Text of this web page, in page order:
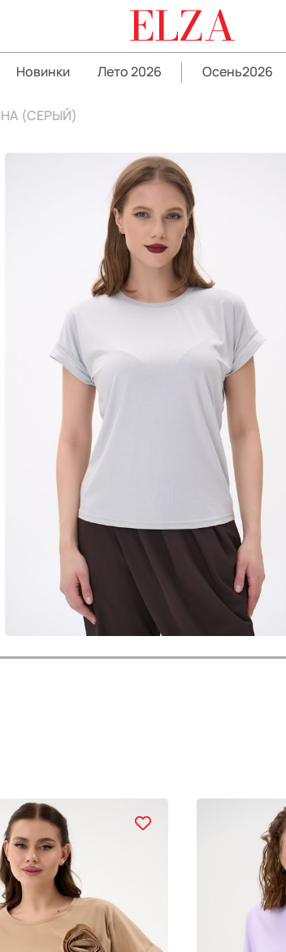
ELZA
Новинки Лето 2026 Осень2026
(СЕРЫЙ)